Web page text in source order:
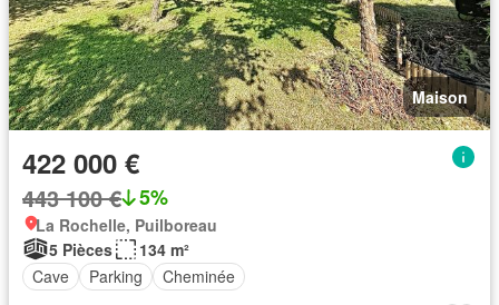
Maison
422 000 €
443 100 € 5%
La Rochelle, Puilboreau
5 Pièces
134 m²
Cave
Parking Cheminée